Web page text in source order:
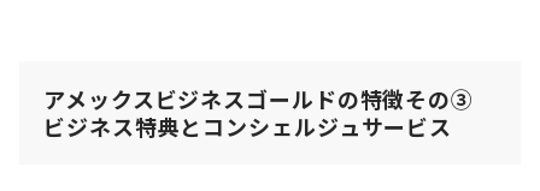
アメックスビジネスゴールドの特徴その③
ビジネス特典とコンシェルジュサービス